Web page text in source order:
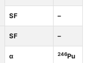
SF –
SF –
α 246Pu